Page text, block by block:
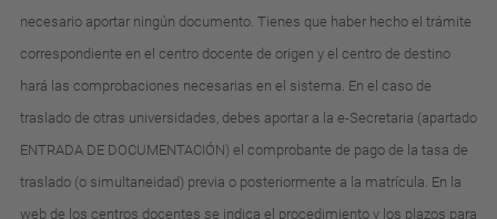
necesario aportar ningún documento. Tienes que haber hecho el trámite
correspondiente en el centro docente de origen y el centro de destino
hará las comprobaciones necesarias en el sistema. En el caso de
traslado de otras universidades, debes aportar a la e-Secretaria (apartado
ENTRADA DE DOCUMENTACIÓN) el comprobante de pago de la tasa de
traslado (o simultaneidad) previa o posteriormente a la matrícula. En la
web de los centros docentes se indica el procedimiento y los plazos para